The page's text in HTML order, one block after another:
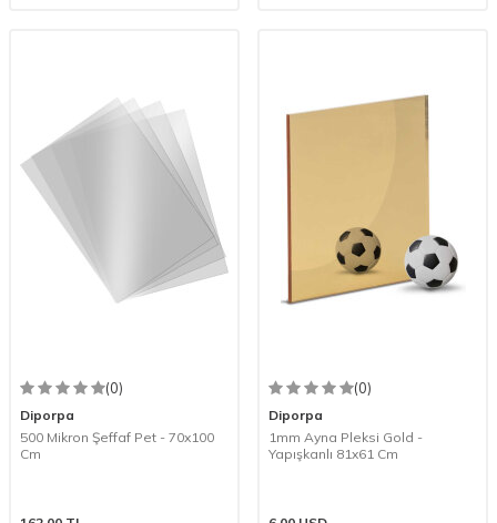
(0)
Diporpa
500 Mikron Şeffaf Pet - 70x100
Cm
(0)
Diporpa
1mm Ayna Pleksi Gold -
Yapışkanlı 81x61 Cm